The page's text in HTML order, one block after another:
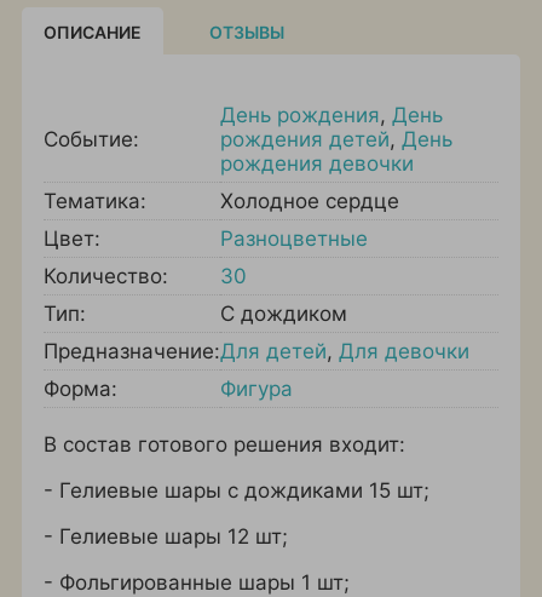
ОПИСАНИЕ ОТЗЫВЫ
Событие:
День рождения, День
рождения детей, День
рождения девочки
Тематика:
Холодное сердце
Цвет:
Разноцветные
Количество:
30
Тип:
С дождиком
Предназначение:Для детей, Для девочки
Форма:
Фигура
В состав готового решения входит:
- Гелиевые шары с дождиками 15 шт;
- Гелиевые шары 12 шт;
- Фольгированные шары 1 шт;